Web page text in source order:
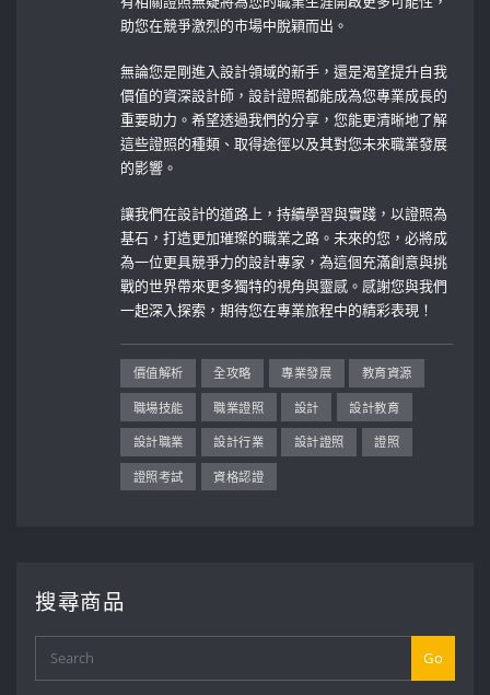
助您在競爭激烈的市場中脫穎而出。
無論您是剛進入設計領域的新手，還是渴望提升自我
價值的資深設計師，設計證照都能成為您專業成長的
重要助力。希望透過我們的分享，您能更清晰地了解
這些證照的種類、取得途徑以及其對您未來職業發展
的影響。
讓我們在設計的道路上，持續學習與實踐，以證照為
基石，打造更加璀璨的職業之路。未來的您，必將成
為一位更具競爭力的設計專家，為這個充滿創意與挑
戰的世界帶來更多獨特的視角與靈感。感謝您與我們
一起深入探索，期待您在專業旅程中的精彩表現！
價值解析 全攻略 專業發展 教育資源
職場技能 職業證照 設計 設計教育
設計職業 設計行業 設計證照 證照
證照考試 資格認證
搜尋商品
Go